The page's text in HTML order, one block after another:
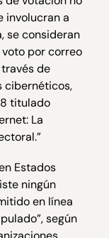
involucran a
se consideran
voto por correo
de
cibernéticos,
titulado
La
Estados
ningún
en línea
según